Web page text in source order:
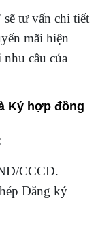
tư vấn chi tiết
mãi hiện
cầu của
Ký hợp đồng
CCCD.
Đăng ký